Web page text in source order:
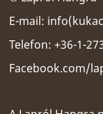
E-mail:
Telefon: +36-1-
Facebook.com/